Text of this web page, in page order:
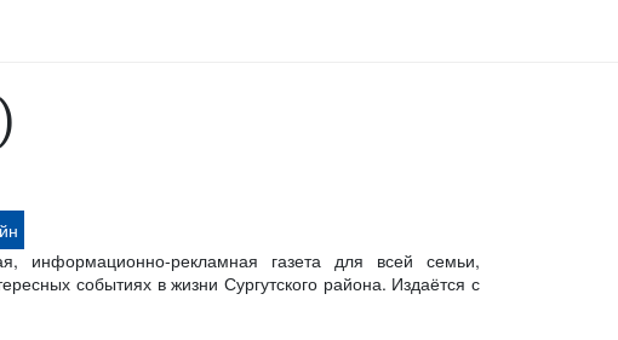
информационно-рекламная газета для всей семьи,
событиях в жизни Сургутского района. Издаётся с